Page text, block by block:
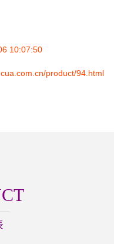
10:07:50
product/94.html